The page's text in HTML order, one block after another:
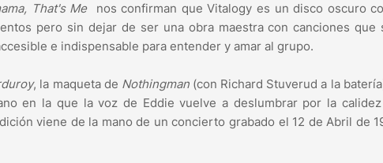
That's Menos confirman que Vitalogy es un disco oscuro
pero sin dejar de ser una obra maestra con canciones que
e indispensable para entender y amar al grupo.
, la maqueta de Nothingman(con Richard Stuverud a la
en la que la voz de Eddie vuelve a deslumbrar por la
viene de la mano de un concierto grabado el 12 de Abril de